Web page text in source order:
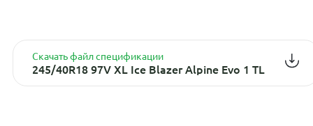
Скачать файл спецификации
245/40R18 97V XL Ice Blazer Alpine Evo 1 TL